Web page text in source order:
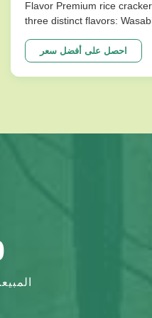
Flavor Premium rice
three distinct flavors:
baked for a low-fat, crispy
satisfies cravings without
on health. Product
احصل على أفضل سعر